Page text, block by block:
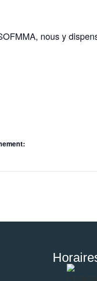
nous y